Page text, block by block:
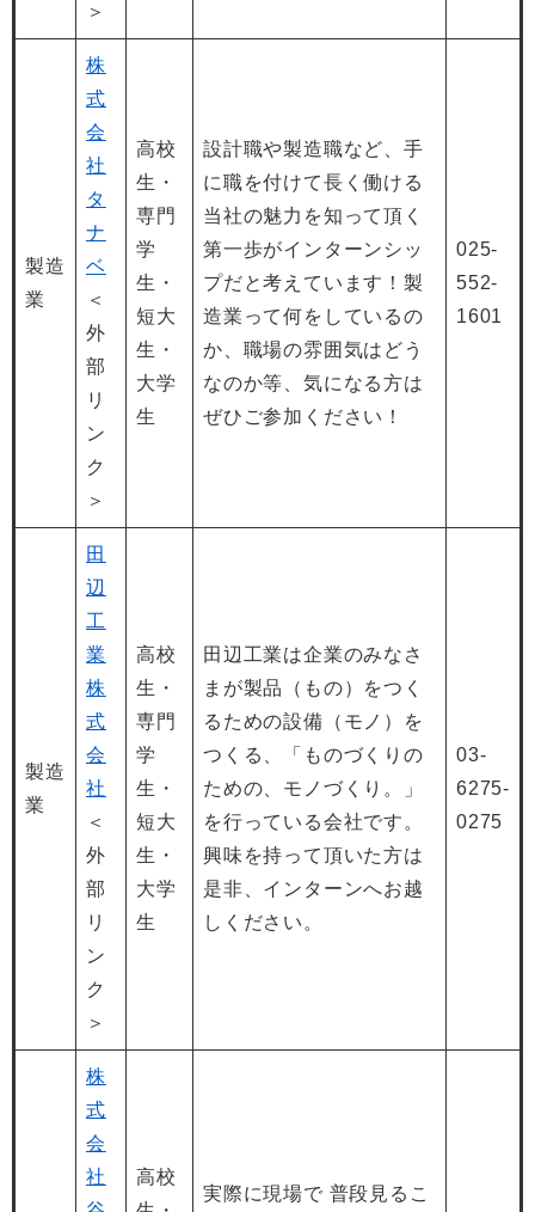
＞
製造
業
株
式
会
社
タ
ナ
ベ
＜
外
部
リ
ン
ク
＞
高校
生・
専門
学
生・
短大
生・
大学
生
設計職や製造職など、手
に職を付けて長く働ける
当社の魅力を知って頂く
第一歩がインターンシッ
プだと考えています！製
造業って何をしているの
か、職場の雰囲気はどう
なのか等、気になる方は
ぜひご参加ください！
025-
552-
1601
製造
業
田
辺
工
業
株
式
会
社
＜
外
部
リ
ン
ク
＞
高校
生・
専門
学
生・
短大
生・
大学
生
田辺工業は企業のみなさ
まが製品（もの）をつく
るための設備（モノ）を
つくる、「ものづくりの
ための、モノづくり。」
を行っている会社です。
興味を持って頂いた方は
是非、インターンへお越
しください。
03-
6275-
0275
株
式
会
社
高校
実際に現場で 普段見るこ